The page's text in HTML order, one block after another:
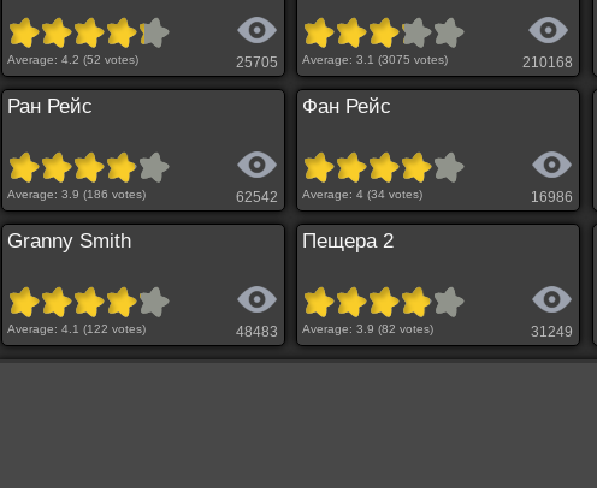
Average: 4.2 (52 votes) 25705 Average:3.1 (3075 votes) 210168
Ран Рейс
Average: 3.9 (186 votes) 62542
Фан Рейс
Average:4 (34 votes) 16986
Granny Smith
Average: 4.1 (122 votes) 48483
Пещера 2
Average:3.9 (82 votes) 31249